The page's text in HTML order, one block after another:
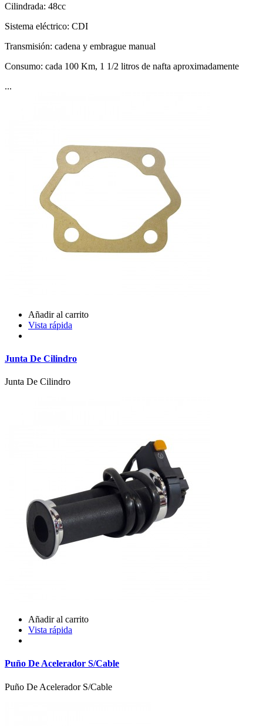
Cilindrada: 48cc
Sistema eléctrico: CDI
Transmisión: cadena y embrague manual
Consumo: cada 100 Km, 1 1/2 litros de nafta aproximadamente
...
Añadir al carrito
Vista rápida
Junta De Cilindro
Junta De Cilindro
Añadir al carrito
Vista rápida
Puño De Acelerador S/Cable
Puño De Acelerador S/Cable